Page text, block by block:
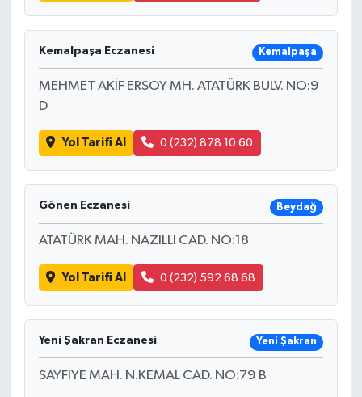
Kemalpaşa Eczanesi Kemalpaşa
MEHMET AKİF ERSOY MH. ATATÜRK BULV. NO:9
D
Yol Tarifi Al 0 (232) 878 10 60
Gönen Eczanesi Beydağ
ATATÜRK MAH. NAZILLI CAD. NO:18
Yol Tarifi Al 0 (232) 592 68 68
Yeni Şakran Eczanesi Yeni Şakran
SAYFIYE MAH. N.KEMAL CAD. NO:79 B